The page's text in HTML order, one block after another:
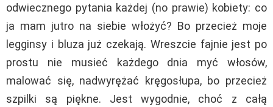
odwiecznego pytania każdej (no prawie) kobiety: co
ja mam jutro na siebie włożyć? Bo przecież moje
legginsy i bluza już czekają. Wreszcie fajnie jest po
prostu nie musieć każdego dnia myć włosów,
malować się, nadwyrężać kręgosłupa, bo przecież
szpilki są piękne. Jest wygodnie, choć z całą